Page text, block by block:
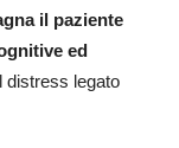
il paziente
ed
distress legato